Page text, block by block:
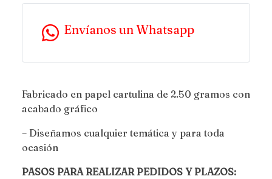
Envíanos un Whatsapp
Fabricado en papel cartulina de 2.50 gramos con
acabado gráfico
– Diseñamos cualquier temática y para toda
ocasión
PASOS PARA REALIZAR PEDIDOS Y PLAZOS: